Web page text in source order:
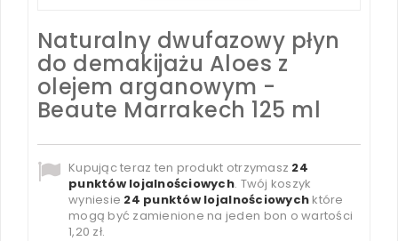
Naturalny dwufazowy płyn
do demakijażu Aloes z
olejem arganowym -
Beaute Marrakech 125 ml
Kupując teraz ten produkt otrzymasz 24
punktów lojalnościowych. Twój koszyk
wyniesie 24 punktów lojalnościowych które
mogą być zamienione na jeden bon o wartości
1,20 zł.